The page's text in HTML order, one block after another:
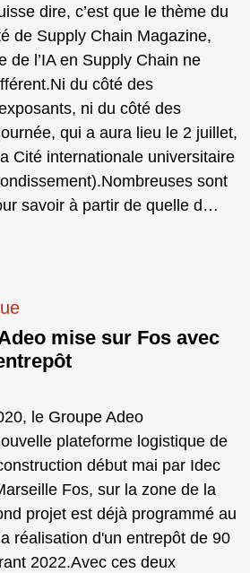
dire, c’est que le thème du
de Supply Chain Magazine,
de l’IA en Supply Chain ne
du côté des
ni du côté des
qui a aura lieu le 2 juillet,
Cité internationale universitaire
sont
savoir à partir de quelle d…
mise sur Fos avec
le Groupe Adeo
plateforme logistique de
début mai par Idec
Fos, sur la zone de la
projet est déjà programmé au
réalisation d'un entrepôt de 90
2022.Avec ces deux